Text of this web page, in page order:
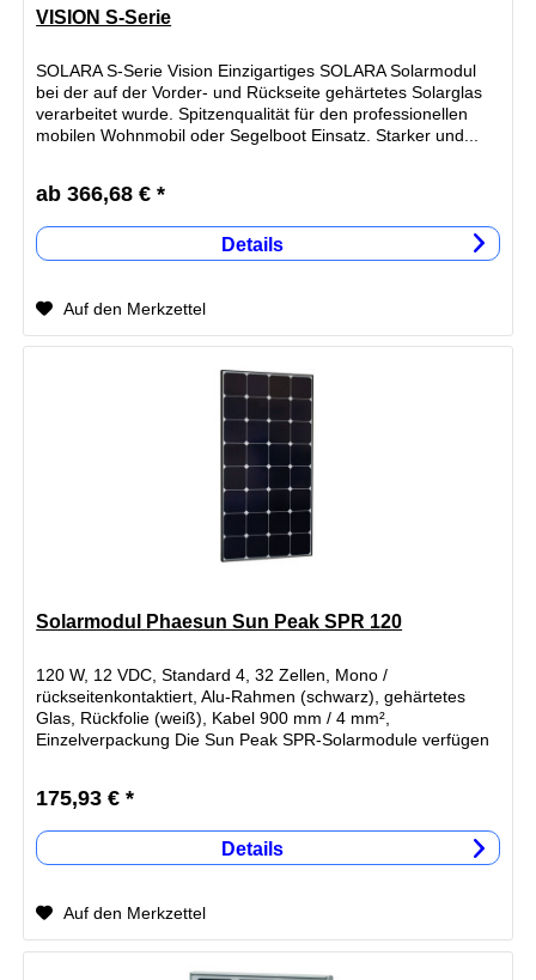
VISION S-Serie
SOLARA S-Serie Vision Einzigartiges SOLARA Solarmodul
bei der auf der Vorder- und Rückseite gehärtetes Solarglas
verarbeitet wurde. Spitzenqualität für den professionellen
mobilen Wohnmobil oder Segelboot Einsatz. Starker und...
ab 366,68 € *
Details
Auf den Merkzettel
Solarmodul Phaesun Sun Peak SPR 120
120 W, 12 VDC, Standard 4, 32 Zellen, Mono /
rückseitenkontaktiert, Alu-Rahmen (schwarz), gehärtetes
Glas, Rückfolie (weiß), Kabel 900 mm / 4 mm²,
Einzelverpackung Die Sun Peak SPR-Solarmodule verfügen
175,93 € *
Details
Auf den Merkzettel